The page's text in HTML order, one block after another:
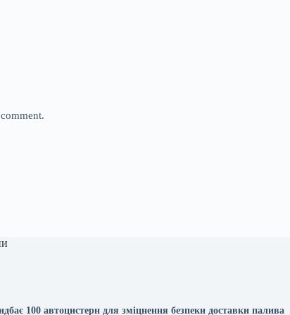
100 автоцистерн для зміцнення безпеки доставки палива